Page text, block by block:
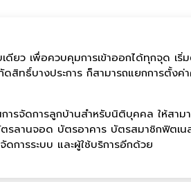
เดียว เพื่อควบคุมการเข้าออกได้ทุกจุ
ธิ์บางประการ ก็สามารถแยกการตั้งค่
ดการลูกบ้านสำหรับนิติบุคคล ให้สาม
รลานจอด บัตรอาคาร บัตรสมาชิกฟิตเ
การระบบ และผู้ใช้บริการอีกด้วย